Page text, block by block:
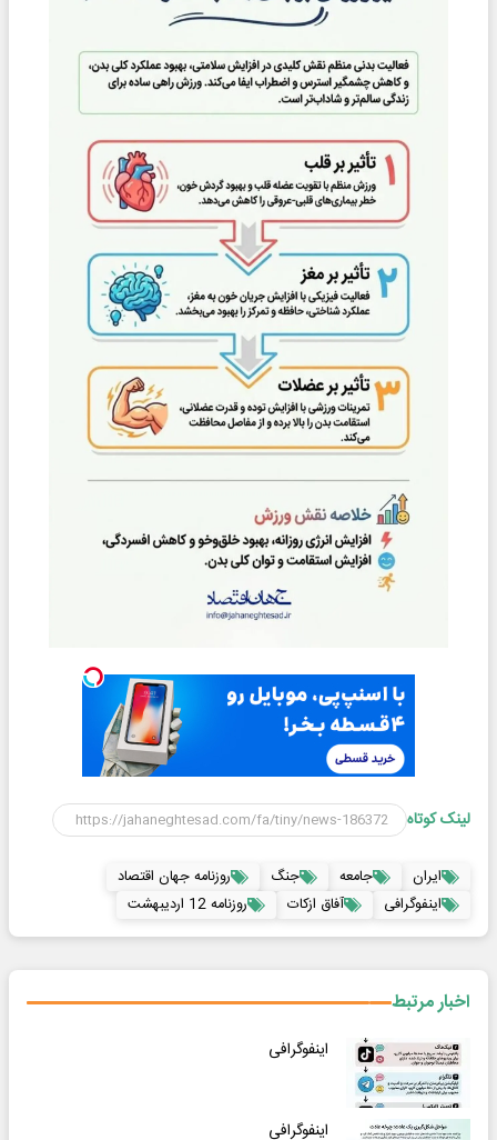
لینک کوتاه
ایران جامعه جنگ
روزنامه جهان اقتصاد
اینفوگرافی
آفاق ازکات روزنامه 12 اردیبهشت
اخبار مرتبط
اینفوگرافی
اینفوگرافی